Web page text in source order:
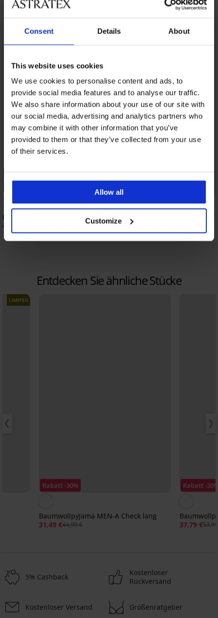
Consent Details About
This website uses cookies
We use cookies to personalise content and ads, to
provide social media features and to analyse our traffic.
We also share information about your use of our site with
our social media, advertising and analytics partners who
may combine it with other information that you’ve
provided to them or that they’ve collected from your use
of their services.
Allow all
Customize
Sale
Pyjama Davion lang
40,59 €
Sale
Entdecken Sie ähnliche Stücke
LIMITED
Rabatt -30%
Baumwollpyjama MEN-A Check lang
31,49 €44,99 €
Rabatt -
37,79 €
5% Cashback
Kostenloser
Rückversand
Kostenloser Versand Größenratgeber